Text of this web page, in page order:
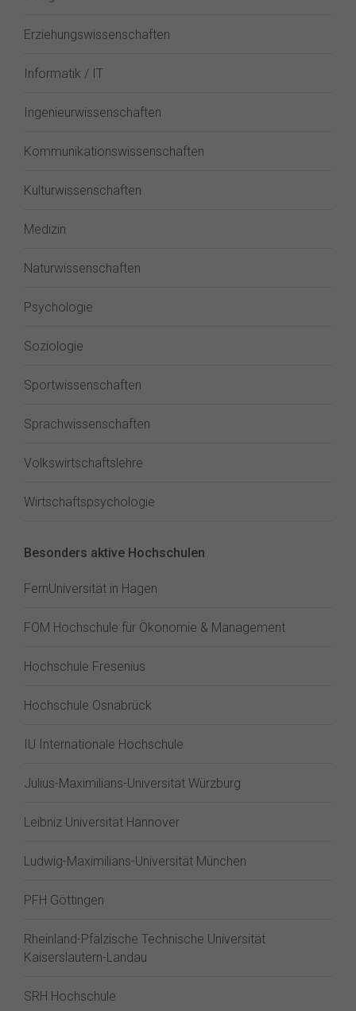
Erziehungswissenschaften
Informatik / IT
Ingenieurwissenschaften
Kommunikationswissenschaften
Kulturwissenschaften
Medizin
Naturwissenschaften
Psychologie
Soziologie
Sportwissenschaften
Sprachwissenschaften
Volkswirtschaftslehre
Wirtschaftspsychologie
Besonders aktive Hochschulen
FernUniversität in Hagen
FOM Hochschule für Ökonomie & Management
Hochschule Fresenius
Hochschule Osnabrück
IU Internationale Hochschule
Julius-Maximilians-Universität Würzburg
Leibniz Universität Hannover
Ludwig-Maximilians-Universität München
PFH Göttingen
Rheinland-Pfälzische Technische Universität
Kaiserslautern-Landau
SRH Hochschule